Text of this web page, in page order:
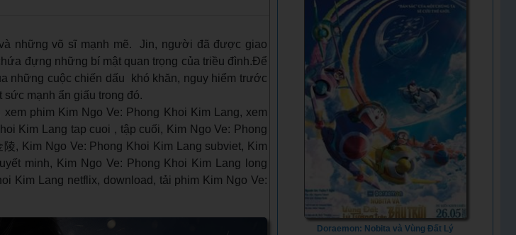
những võ sĩ mạnh mẽ. Jin, người đã được giao
đựng những bí mật quan trọng của triều đình.Để
những cuộc chiến dấu khó khăn, nguy hiểm trước
mạnh ẩn giấu trong đó.
phim Kim Ngo Ve: Phong Khoi Kim Lang, xem
Kim Lang tap cuoi , tập cuối, Kim Ngo Ve: Phong
, Kim Ngo Ve: Phong Khoi Kim Lang subviet, Kim
minh, Kim Ngo Ve: Phong Khoi Kim Lang long
Kim Lang netflix, download, tải phim Kim Ngo Ve:
Doraemon: Nobita và Vùng Đất Lý